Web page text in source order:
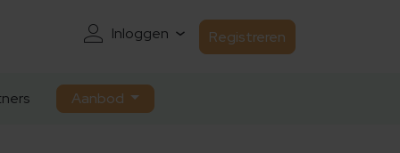
Inloggen Registreren
Aanbod